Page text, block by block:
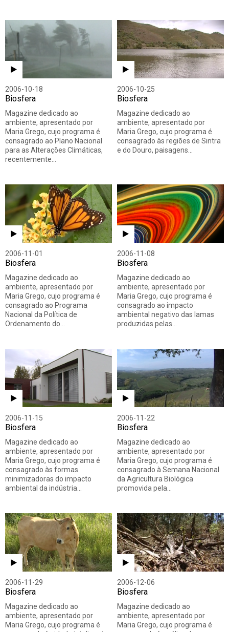
2006-10-18
Biosfera
Magazine dedicado ao
ambiente, apresentado por
Maria Grego, cujo programa é
consagrado ao Plano Nacional
para as Alterações Climáticas,
recentemente…
2006-10-25
Biosfera
Magazine dedicado ao
ambiente, apresentado por
Maria Grego, cujo programa é
consagrado às regiões de Sintra
e do Douro, paisagens…
2006-11-01
Biosfera
Magazine dedicado ao
ambiente, apresentado por
Maria Grego, cujo programa é
consagrado ao Programa
Nacional da Política de
Ordenamento do…
2006-11-08
Biosfera
Magazine dedicado ao
ambiente, apresentado por
Maria Grego, cujo programa é
consagrado ao impacto
ambiental negativo das lamas
produzidas pelas…
2006-11-15
Biosfera
Magazine dedicado ao
ambiente, apresentado por
Maria Grego, cujo programa é
consagrado às formas
minimizadoras do impacto
ambiental da indústria…
2006-11-22
Biosfera
Magazine dedicado ao
ambiente, apresentado por
Maria Grego, cujo programa é
consagrado à Semana Nacional
da Agricultura Biológica
promovida pela…
2006-11-29
Biosfera
Magazine dedicado ao
ambiente, apresentado por
Maria Grego, cujo programa é
2006-12-06
Biosfera
Magazine dedicado ao
ambiente, apresentado por
Maria Grego, cujo programa é